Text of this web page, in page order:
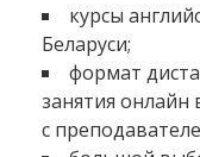
курсы
Беларуси;
формат
занятия
с